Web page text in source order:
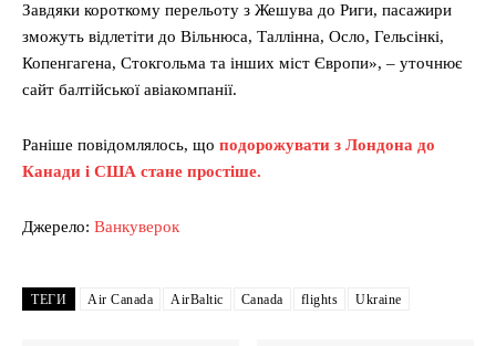
Завдяки короткому перельоту з Жешува до Риги, пасажири
зможуть відлетіти до Вільнюса, Таллінна, Осло, Гельсінкі,
Копенгагена, Стокгольма та інших міст Європи», – уточнює
сайт балтійської авіакомпанії.
Раніше повідомлялось, що подорожувати з Лондона до
Канади і США стане простіше.
Джерело: Ванкуверок
ТЕГИ Air Canada AirBaltic Canada flights Ukraine